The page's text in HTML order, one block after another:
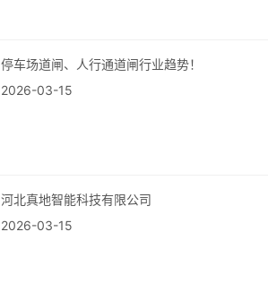
停车场道闸、人行通道闸行业趋势！
2026-03-15
河北真地智能科技有限公司
2026-03-15